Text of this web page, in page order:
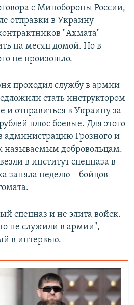
с Минобороны России,
отправки в Украину
"Ахмата"
на месяц домой. Но в
не произошло.
проходил службу в армии
стать инструктором
и отправиться в Украину за
плюс боевые. Для этого
администрацию Грозного и
называемым добровольцам.
в институт спецназа в
заняла неделю – бойцов
спецназ и не элита войск.
не служили в армии", –
в интервью.